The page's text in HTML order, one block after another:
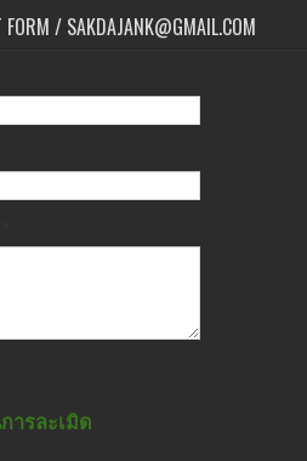
FORM / SAKDAJANK@GMAIL.COM
ารละเมิด